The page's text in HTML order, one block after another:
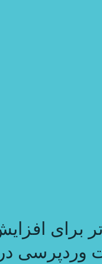
برای
وردپرسی